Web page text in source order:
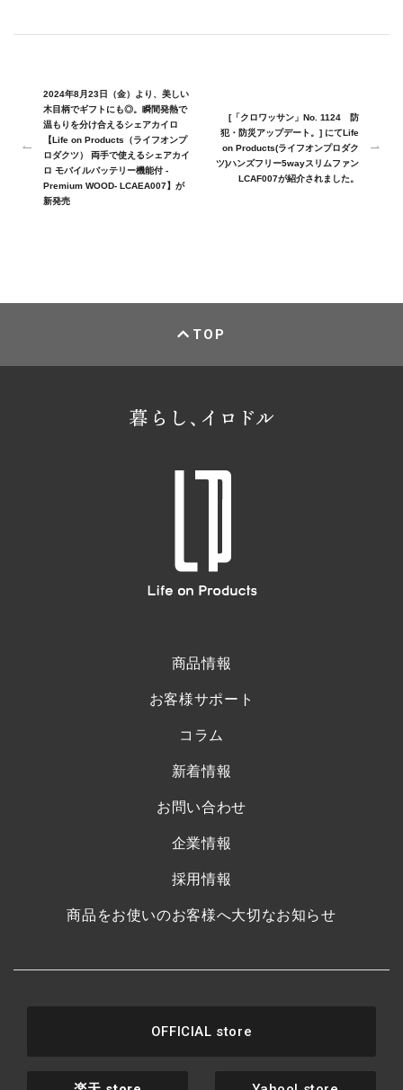
2024年8月23日（金）より、美しい
木目柄でギフトにも◎。瞬間発熱で
温もりを分け合えるシェアカイロ
【Life on Products（ライフオンプ
ロダクツ） 両手で使えるシェアカイ
ロ モバイルバッテリー機能付 -
Premium WOOD- LCAEA007】が
新発売
[「クロワッサン」No. 1124 防
犯・防災アップデート。] にてLife
on Products(ライフオンプロダク
ツ)ハンズフリー5wayスリムファン
LCAF007が紹介されました。
TOP
商品情報
お客様サポート
コラム
新着情報
お問い合わせ
企業情報
採用情報
商品をお使いのお客様へ大切なお知らせ
OFFICIAL store